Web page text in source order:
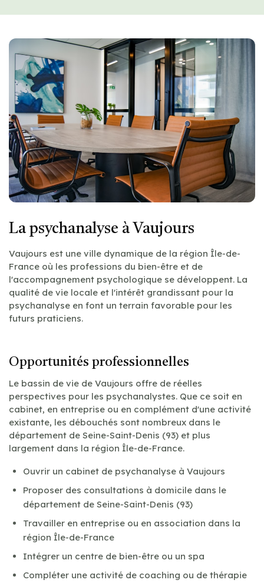
La psychanalyse à Vaujours
Vaujours est une ville dynamique de la région Île-de-
France où les professions du bien-être et de
l'accompagnement psychologique se développent. La
qualité de vie locale et l'intérêt grandissant pour la
psychanalyse en font un terrain favorable pour les
futurs praticiens.
Opportunités professionnelles
Le bassin de vie de Vaujours offre de réelles
perspectives pour les psychanalystes. Que ce soit en
cabinet, en entreprise ou en complément d'une activité
existante, les débouchés sont nombreux dans le
département de Seine-Saint-Denis (93) et plus
largement dans la région Île-de-France.
Ouvrir un cabinet de psychanalyse à Vaujours
Proposer des consultations à domicile dans le
département de Seine-Saint-Denis (93)
Travailler en entreprise ou en association dans la
région Île-de-France
Intégrer un centre de bien-être ou un spa
Compléter une activité de coaching ou de thérapie